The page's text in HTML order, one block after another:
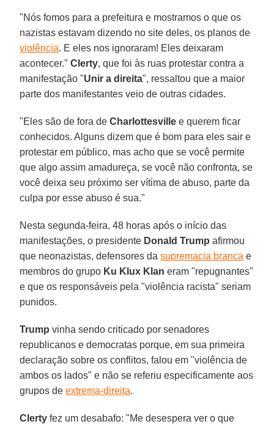
"Nós fomos para a prefeitura e mostramos o que os
nazistas estavam dizendo no site deles, os planos de
violência. E eles nos ignoraram! Eles deixaram
acontecer."Clerty, que foi às ruas protestar contra a
manifestação "Unir a direita", ressaltou que a maior
parte dos manifestantes veio de outras cidades.
"Eles são de fora deCharlottesville e querem ficar
conhecidos. Alguns dizem que é bom para eles sair e
protestar em público, mas acho que se você permite
que algo assim amadureça, se você não confronta, se
você deixa seu próximo ser vítima de abuso, parte da
culpa por esse abuso é sua."
Nesta segunda-feira, 48 horas após o início das
manifestações, o presidente Donald Trump afirmou
que neonazistas, defensores dasupremacia branca e
membros do grupo Ku Klux Klan eram "repugnantes"
e que os responsáveis pela "violência racista" seriam
punidos.
Trump vinha sendo criticado por senadores
republicanos e democratas porque, em sua primeira
declaração sobre os conflitos, falou em "violência de
ambos os lados" e não se referiu especificamente aos
grupos deextrema-direita.
Clerty fez um desabafo: "Me desespera ver o que